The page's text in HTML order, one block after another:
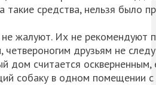
такие средства, нельзя было
жалуют. Их не рекомендуют
четвероногим друзьям не
дом считается
собаку в одном помещении